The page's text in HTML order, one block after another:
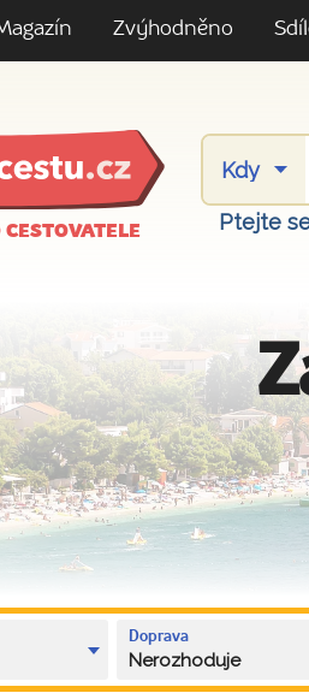
Zvýhodněno
Ptejte
Doprava
Nerozhoduje